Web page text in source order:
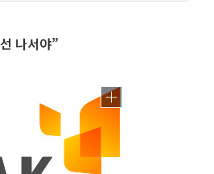
나서야”